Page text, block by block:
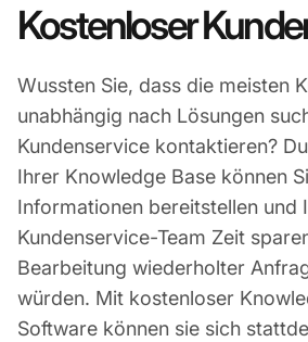
Kostenloser
Wussten Sie, dass die meisten
unabhängig nach Lösungen
Kundenservice kontaktieren?
Ihrer Knowledge Base können
Informationen bereitstellen und
Kundenservice-Team Zeit
Bearbeitung wiederholter
würden. Mit kostenloser
Software können sie sich